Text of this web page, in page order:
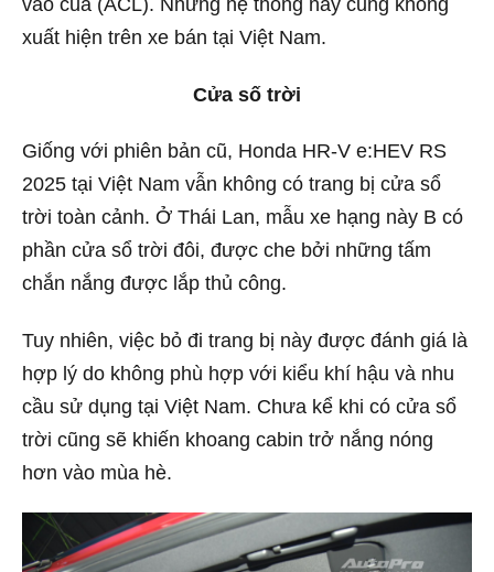
vào cua (ACL). Nhưng hệ thống này cũng không
xuất hiện trên xe bán tại Việt Nam.
Cửa số trời
Giống với phiên bản cũ, Honda HR-V e:HEV RS
2025 tại Việt Nam vẫn không có trang bị cửa sổ
trời toàn cảnh. Ở Thái Lan, mẫu xe hạng này B có
phần cửa sổ trời đôi, được che bởi những tấm
chắn nắng được lắp thủ công.
Tuy nhiên, việc bỏ đi trang bị này được đánh giá là
hợp lý do không phù hợp với kiểu khí hậu và nhu
cầu sử dụng tại Việt Nam. Chưa kể khi có cửa sổ
trời cũng sẽ khiến khoang cabin trở nắng nóng
hơn vào mùa hè.